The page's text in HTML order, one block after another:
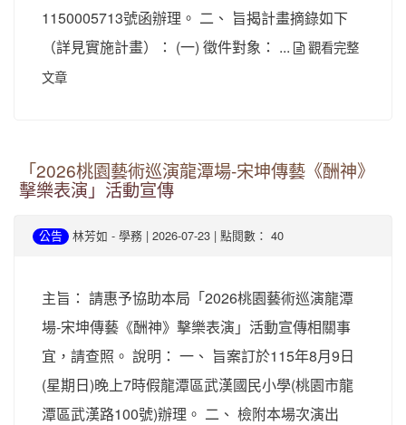
1150005713號函辦理。 二、 旨揭計畫摘錄如下
（詳見實施計畫）： (一) 徵件對象： ...
觀看完整
文章
「2026桃園藝術巡演龍潭場-宋坤傳藝《酬神》
擊樂表演」活動宣傳
公告 林芳如 - 學務 | 2026-07-23 | 點閱數： 40
主旨： 請惠予協助本局「2026桃園藝術巡演龍潭
場-宋坤傳藝《酬神》擊樂表演」活動宣傳相關事
宜，請查照。 說明： 一、 旨案訂於115年8月9日
(星期日)晚上7時假龍潭區武漢國民小學(桃園市龍
潭區武漢路100號)辦理。 二、 檢附本場次演出